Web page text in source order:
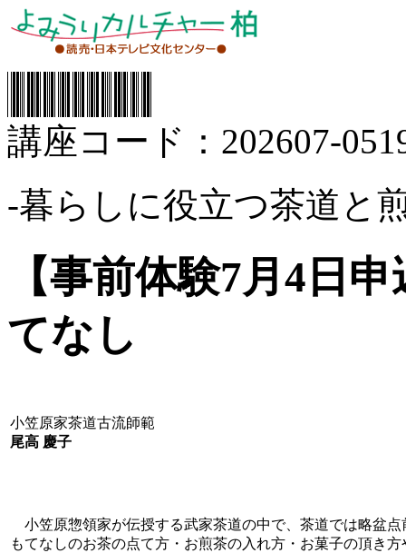
講座コード：202607-
‐暮らしに役立つ茶道と
【事前体験7月4日
てなし
小笠原家茶道古流師範
尾高 慶子
小笠原惣領家が伝授する武家茶道の中で、茶道では略盆
もてなしのお茶の点て方・お煎茶の入れ方・お菓子の頂き